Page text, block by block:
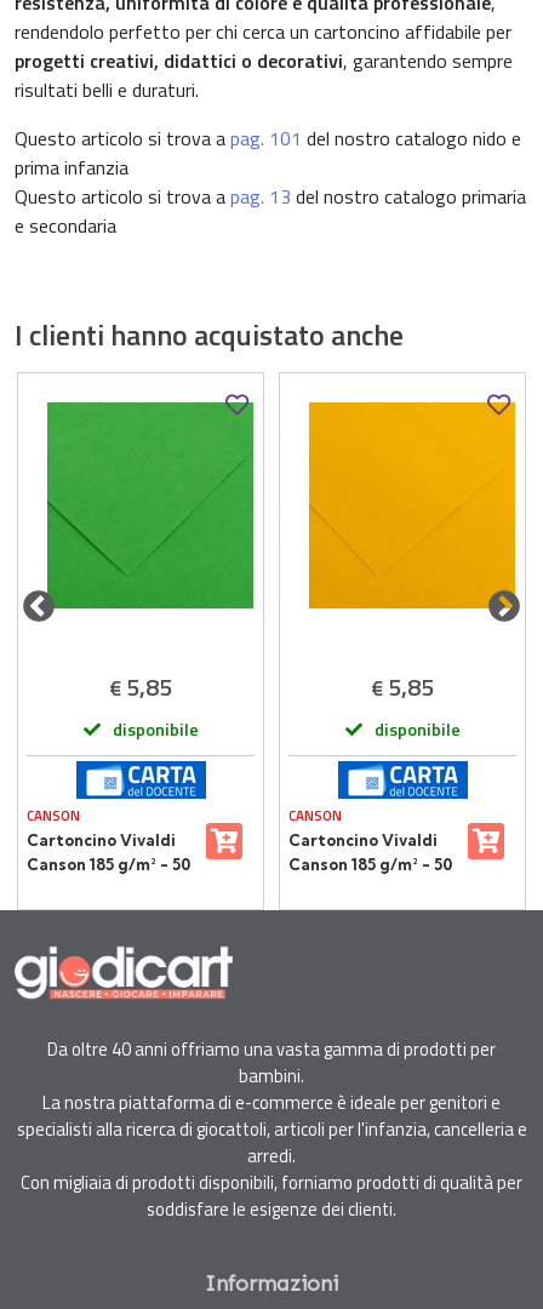
rendendolo perfetto per chi cerca un cartoncino affidabile per
progetti creativi, didattici o decorativi, garantendo sempre
risultati belli e duraturi.
Questo articolo si trova apag. 101 del nostro catalogo nido e
prima infanzia
Questo articolo si trova apag. 13 del nostro catalogo primaria
e secondaria
I clienti hanno acquistato anche
€5,85
disponibile
CANSON
Cartoncino Vivaldi
Canson 185 g/m² - 50
Brillante
€5,85
disponibile
CANSON
Cartoncino Vivaldi
Canson 185 g/m² - 50
Da oltre 40 anni offriamo una vasta gamma di prodotti per
bambini.
La nostra piattaforma di e-commerce è ideale per genitori e
specialisti alla ricerca di giocattoli, articoli per l'infanzia, cancelleria e
arredi.
Con migliaia di prodotti disponibili, forniamo prodotti di qualità per
soddisfare le esigenze dei clienti.
Informazioni